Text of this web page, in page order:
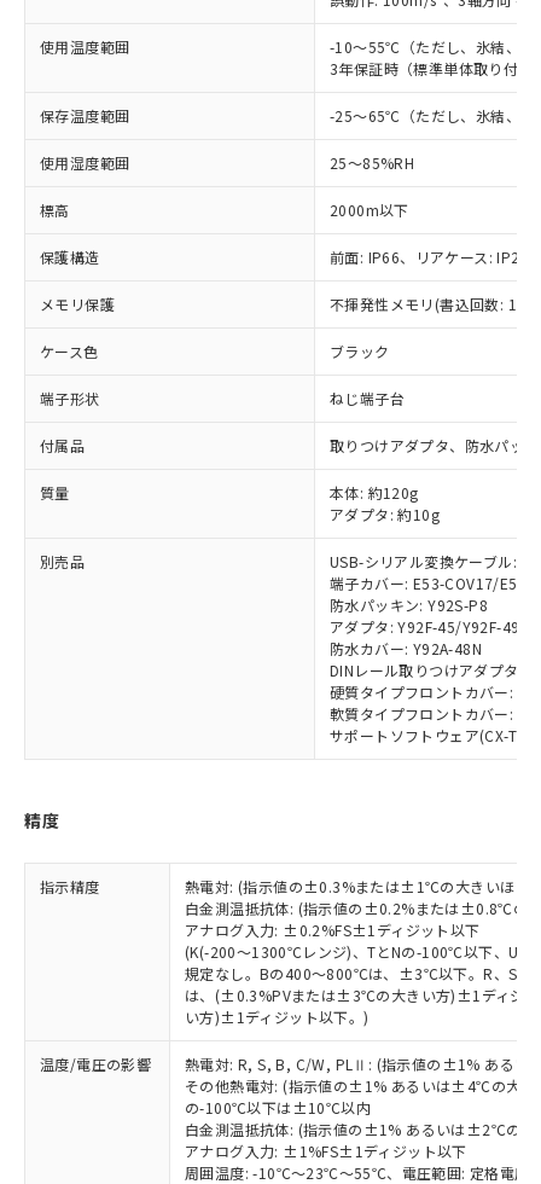
使用温度範囲
-10～55℃（ただし、氷結、結
3年保証時（標準単体取り付
保存温度範囲 -25～65℃（ただし、氷結、結
使用湿度範囲 25～85%RH
標高 2000m以下
保護構造 前面: IP66、リアケース: IP20
メモリ保護 不揮発性メモリ(書込回数: 100
ケース色 ブラック
端子形状 ねじ端子台
付属品 取りつけアダプタ、防水パッ
質量
本体: 約120g
アダプタ: 約10g
別売品
USB-シリアル変換ケーブル:
端子カバー: E53-COV17/E53-
防水パッキン: Y92S-P8
アダプタ: Y92F-45/Y92F-49
防水カバー: Y92A-48N
DINレール取りつけアダプタ:
硬質タイプフロントカバー:
軟質タイプフロントカバー:
サポートソフトウェア(CX-
精度
指示精度
熱電対: (指示値の±0.3%または±1℃の大きいほう
白金測温抵抗体: (指示値の±0.2%または±0.8℃の
アナログ入力: ±0.2%FS±1ディジット以下
(K(-200～1300℃レンジ)、TとNの-100℃以下、U
規定なし。Bの400～800℃は、±3℃以下。R、S
は、(±0.3%PVまたは±3℃の大きい方)±1ディジ
い方)±1ディジット以下。)
温度/電圧の影響
熱電対: R, S, B, C/W, PLⅡ: (指示値の±1% ある
その他熱電対: (指示値の±1% あるいは±4℃の大き
の-100℃以下は±10℃以内
白金測温抵抗体: (指示値の±1% あるいは±2℃の大
アナログ入力: ±1%FS±1ディジット以下
周囲温度: -10℃～23℃～55℃、電圧範囲: 定格電圧
当社制御機器事業取扱商品の中には、
本サービスの対象外となる商品もある
ことをご了承ください。
在庫状況および標準価格照会結果は、
タに基づき作成されるものであり、閲
覧された時点での実際の在庫および標
準価格とは異なる場合があることをご
正式な納期状況および標準価格はお客
様のお取引先、またはお客様担当のオ
ムロン制御機器販売店・当社販売員に
オムロン制御機器販売店や当社販売拠
販売ネットワーク
」をご確認
在庫状況および標準価格結果を当社の
事前の承諾なく第三者に漏洩または開
示しないようお願いします。
マイパーツ機能（部品リスト作成サー
ビス）をご利用いただくには、I-Web
メンバーズにご登録されている必要が
お客様が当ウェブサイト上で当社にご
登録された部品リストについて、当社
および当社の共同利用者が、当社の製
品・サービスに関するお客様との取
引・商談に必要な範囲で利用すること
をご了承ください。
指します。
非該当品：ライセンス料など無形物で、有
害物質有無と関係のない商品です。
仕入先様の事情により、非含有部品として
いたものが、含有品と判明した場合などや
むを得ず変更することがあります。
*EU RoHS指令（10物質）：
鉛(Pb) 1000ppm以下、 水銀(Hg) 1000ppm以下、 カド
六価クロム(Cr(Ⅵ)) 1000ppm以下、ポリ臭化ビフェニル
類(PBB) 1000ppm以下、ポリ臭化ジフェニルエーテル類
(PBDE) 1000ppm以下、フタル酸ビス(2-エチルヘキシ
（DBP） 1000ppm以下、フタル酸ジイソブチル
但し、RoHS指令で産業用監視および制御機器に対する
適用除外項目は除く。
フタル酸エステル類の４物質については閾値を超える意
図的な使用がないことを確認しています。
部品在庫の切り替え状況などにより、予定
月が前後することがあります。
※3 非含有証明書ダウンロード
下記の非含有証明書をダウンロードするこ
ものではありません。
また、RoHS指令のフタル酸エステル類４
物質の対応では、対応完了までの期間は出
荷製品に未対応品が混在することから備考
欄に対応日を記載しておりました。
既に当社にて対応品への在庫切替を完了
していることから、特段のことがない限
り、2022年1月12日より割愛しておりま
「○」：最大均質材料含有率が中国RoHSの
「×」：最大均質材料含有率が中国RoHSの
基準値を超えていることを示します。
「－」：未確認です。当社販売部門へお問
*中国RoHS10物質の基準値 (GB/T26572)：
Pb(鉛) :1000ppm、 Hg(水銀) : 1000ppm、 Cd(カドミウ
Cr(Ⅵ)(六価クロム) : 1000ppm、 PBBs(ポリ臭化ビフェ
ニル類) : 1000ppm、 PBDEs(ポリ臭化ジフェニルエーテ
DBP(フタル酸ジブチル) : 1000ppm、 DIBP(フタル酸ジ
イソブチル) : 1000ppm、 BBP(フタル酸ブチルベンジ
DEHP(フタル酸ビス(2-エチルヘキシル)) : 1000ppm
「ｅ」：有害物質（10物質）のすべてが基
準値以下であることを示します。
「10」：通常の使用状況下において有害物
質が外部に漏えいし、環境に深刻な影響を
及ぼさない年数を意味します。
「－」：未確認です。当社販売部門へお問
当社は、これら貴社製品のうち、外国
為替および外国貿易法に定める商品
（以下｢規制貨物等」という）を輸出
または国外への提供する場合は、日本
国政府の輸出許可(または役務取引許
可)を取得するなどの必要な手続きを
当社は規制貨物を破棄する場合は、完
全に破砕するなど、違法に輸出されな
いよう必要な手段を講じます。
当社は貴社製品を、核兵器、ミサイ
ル、化学兵器、生物兵器またはその他
武器並びにこれらの製造装置等に一切
当社は、貴社製品を第三者に販売する
場合は、上記1、2および3の内容を当
該第三者に通知します。また当社は、
販売先および販売に係わる関係者が違
法に輸出するおそれがある場合は、取
り引きをいたしません。
キャンセル
記
一定数以上の在庫あり
一定数には満たないが在庫あり
在庫なし(最新の在庫状況につ
いては、お客様のお取引先、ま
たはお客様担当のオムロン制御
機器販売店・当社販売員にご確
受注生産機種、また在庫状況の
情報を公開していない機種